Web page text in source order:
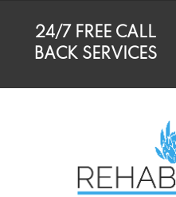
24/7 FREE CALL
BACK SERVICES